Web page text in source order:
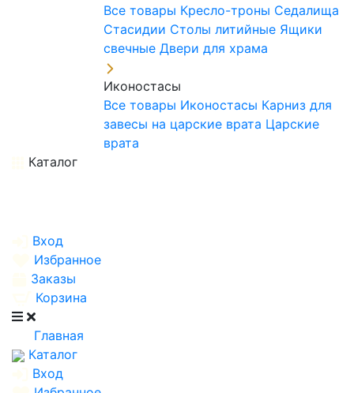
Все товары Кресло-троны Седалища
Стасидии Столы литийные Ящики
свечные Двери для храма
Иконостасы
Все товары Иконостасы Карниз для
завесы на царские врата Царские
врата
Каталог
Вход
Избранное
Заказы
Корзина
Главная
Каталог
Вход